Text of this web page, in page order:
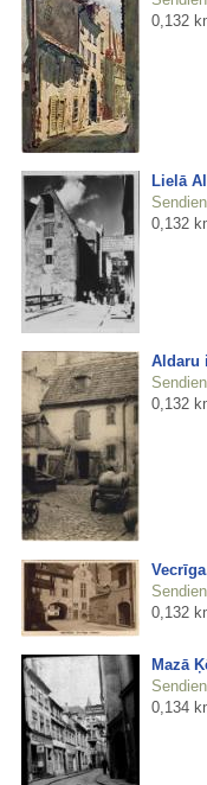
0,132
Lielā
0,132
Aldaru
0,132
0,132
Mazā
0,134